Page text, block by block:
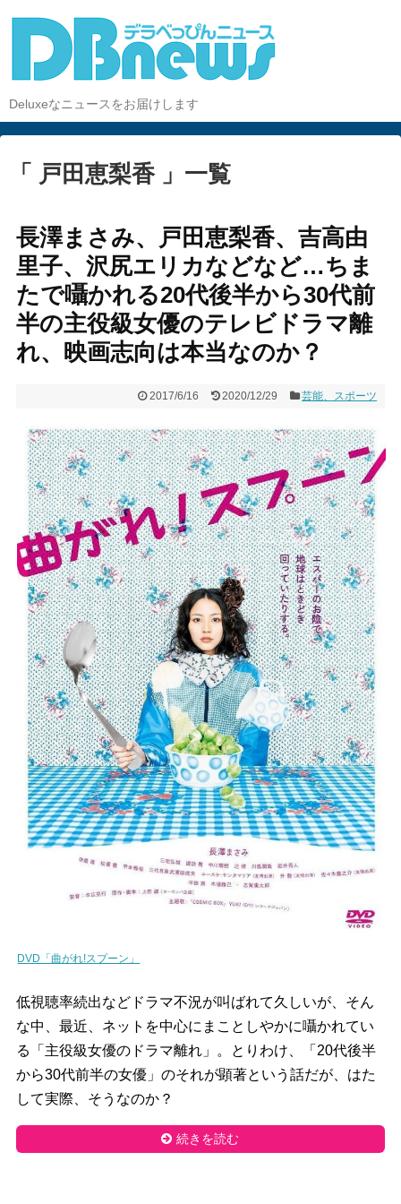
Deluxeなニュースをお届けします
「 戸田恵梨香 」一覧
長澤まさみ、戸田恵梨香、吉高由
里子、沢尻エリカなどなど…ちま
たで囁かれる20代後半から30代前
半の主役級女優のテレビドラマ離
れ、映画志向は本当なのか？
2017/6/16 2020/12/29 芸能、スポーツ
DVD「曲がれ!スプーン」
低視聴率続出などドラマ不況が叫ばれて久しいが、そん
な中、最近、ネットを中心にまことしやかに囁かれてい
る「主役級女優のドラマ離れ」。とりわけ、「20代後半
から30代前半の女優」のそれが顕著という話だが、はた
して実際、そうなのか？
続きを読む